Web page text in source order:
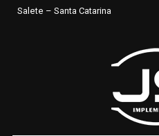
Salete – Santa Catarina